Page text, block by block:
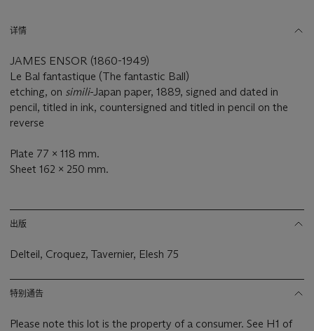
详情
JAMES ENSOR (1860-1949)
Le Bal fantastique (The fantastic Ball)
etching, on simili-Japan paper, 1889, signed and dated in
pencil, titled in ink, countersigned and titled in pencil on the
reverse
Plate 77 x 118 mm.
Sheet 162 x 250 mm.
出版
Delteil, Croquez, Tavernier, Elesh 75
特别通告
Please note this lot is the property of a consumer. See H1 of